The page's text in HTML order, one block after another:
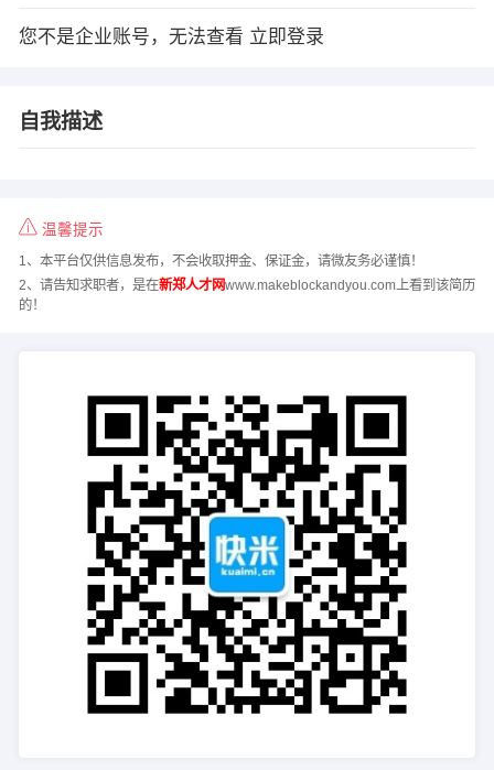
您不是企业账号，无法查看 立即登录
自我描述
温馨提示
1、本平台仅供信息发布，不会收取押金、保证金，请微友务必谨慎！
2、请告知求职者，是在新郑人才网www.makeblockandyou.com上看到该简历
的！